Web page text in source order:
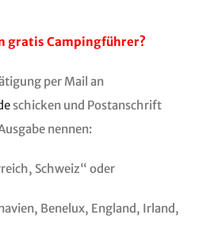
gratis Campingführer?
per Mail an
schicken und Postanschrift
nennen:
Schweiz“ oder
Benelux, England, Irland,